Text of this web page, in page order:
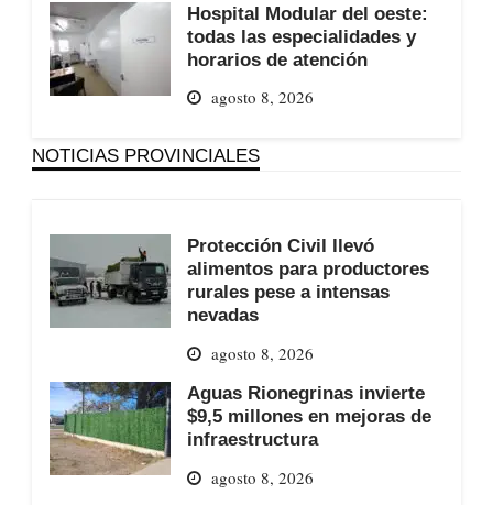
Hospital Modular del oeste:
todas las especialidades y
horarios de atención
agosto 8, 2026
NOTICIAS PROVINCIALES
Protección Civil llevó
alimentos para productores
rurales pese a intensas
nevadas
agosto 8, 2026
Aguas Rionegrinas invierte
$9,5 millones en mejoras de
infraestructura
agosto 8, 2026